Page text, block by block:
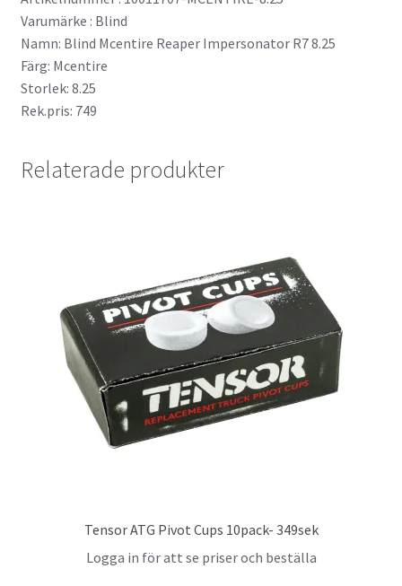
Varumärke : Blind
Namn: Blind Mcentire Reaper Impersonator R7 8.25
Färg: Mcentire
Storlek: 8.25
Rek.pris: 749
Relaterade produkter
Tensor ATG Pivot Cups 10pack- 349sek
Logga in för att se priser och beställa